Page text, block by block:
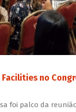
no
foi palco da